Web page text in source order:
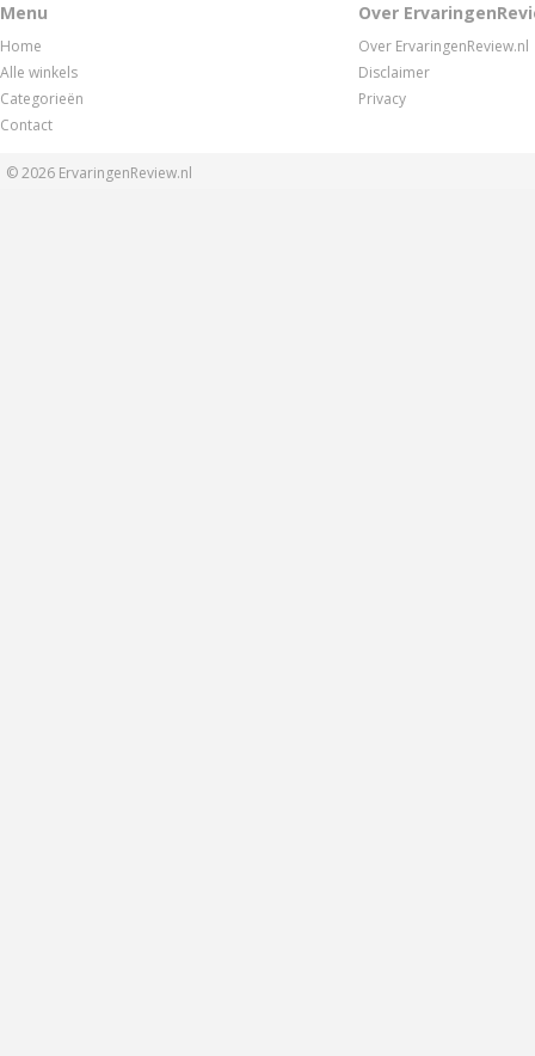
Menu
Home
Alle winkels
Categorieën
Contact
Over
Over ErvaringenReview.nl
Disclaimer
Privacy
© 2026 ErvaringenReview.nl